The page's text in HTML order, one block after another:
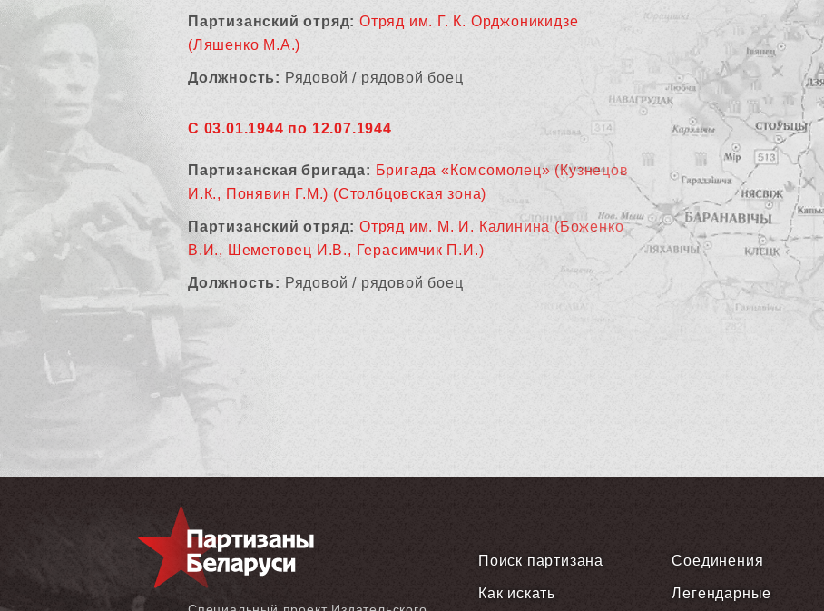
Партизанский отряд: Отряд им. Г. К. Орджоникидзе
(Ляшенко М.А.)
Должность: Рядовой / рядовой боец
С 03.01.1944 по 12.07.1944
Партизанская бригада: Бригада «Комсомолец» (Кузнецов
И.К., Понявин Г.М.) (Столбцовская зона)
Партизанский отряд: Отряд им. М. И. Калинина (Боженко
В.И., Шеметовец И.В., Герасимчик П.И.)
Должность: Рядовой / рядовой боец
Поиск партизана
Как искать
Соединения
Легендарные